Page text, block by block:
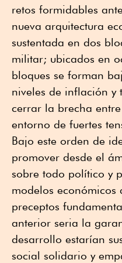
retos formidables
nueva arquitectura
sustentada en dos
militar; ubicados en
bloques se forman
niveles de inflación y
cerrar la brecha
entorno de fuertes
Bajo este orden de
promover desde el
sobre todo político y
modelos
preceptos
anterior seria la
desarrollo estarían
social solidario y